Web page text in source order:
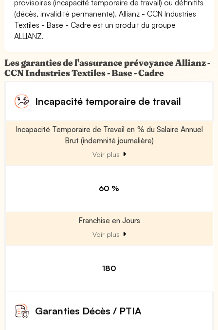
provisoires (incapacité temporaire de travail) ou définitifs
(décès, invalidité permanente). Allianz - CCN Industries
Textiles - Base - Cadre est un produit du groupe
ALLIANZ.
Les garanties de l'assurance prévoyance Allianz -
CCN Industries Textiles - Base - Cadre
Incapacité temporaire de travail
Incapacité Temporaire de Travail en % du Salaire Annuel
Brut (indemnité journalière)
Voir plus
60 %
Franchise en Jours
Voir plus
180
Garanties Décès / PTIA